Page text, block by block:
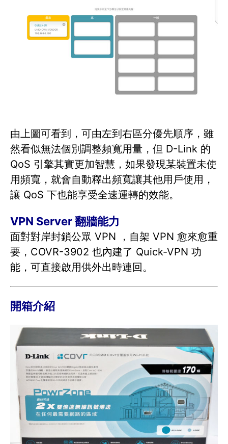
由上圖可看到，可由左到右區分優先順序，雖
然看似無法個別調整頻寬用量，但 D-Link 的
QoS 引擎其實更加智慧，如果發現某裝置未使
用頻寬，就會自動釋出頻寬讓其他用戶使用，
讓 QoS 下也能享受全速運轉的效能。
VPN Server 翻牆能力
面對對岸封鎖公眾 VPN ，自架 VPN 愈來愈重
要，COVR-3902 也內建了 Quick-VPN 功
能，可直接啟用供外出時連回。
開箱介紹